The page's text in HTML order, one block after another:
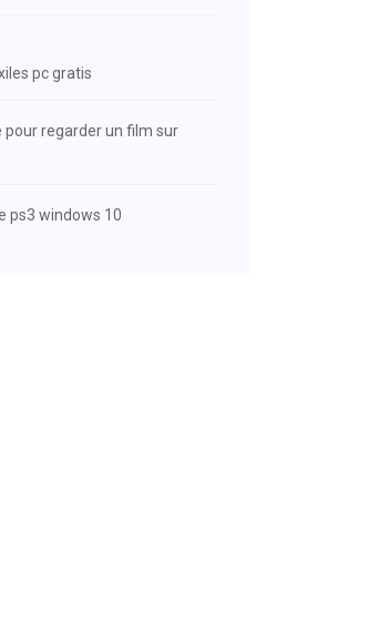
pc gratis
regarder un film sur
ps3 windows 10